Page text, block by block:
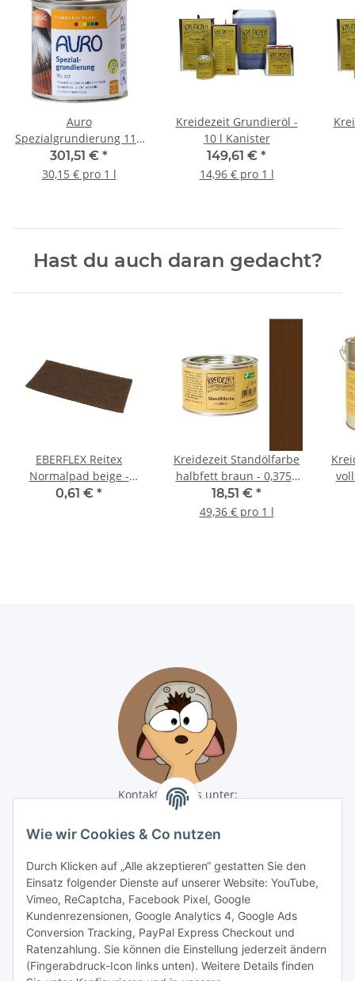
Wie wir Cookies & Co nutzen
Durch Klicken auf „Alle akzeptieren“ gestatten Sie den
Einsatz folgender Dienste auf unserer Website: YouTube,
Vimeo, ReCaptcha, Facebook Pixel, Google
Kundenrezensionen, Google Analytics 4, Google Ads
Conversion Tracking, PayPal Express Checkout und
Ratenzahlung. Sie können die Einstellung jederzeit ändern
(Fingerabdruck-Icon links unten). Weitere Details finden
Auro
Spezialgrundierung 117
- 10 l Kanister
301,51 € *
30,15 € pro 1 l
Kreidezeit Grundieröl -
10 l Kanister
149,61 € *
14,96 € pro 1 l
Hast du auch daran gedacht?
EBERFLEX Reitex
Normalpad beige -
115x250mm
0,61 € *
Kreidezeit Standölfarbe
halbfett braun - 0,375 l
Dose
18,51 € *
49,36 € pro 1 l
Kontaktiere uns unter:
shop@baunativ.de
+49 3435 66699899
Gesetzliche Informationen
Zahlungsmöglichkeiten